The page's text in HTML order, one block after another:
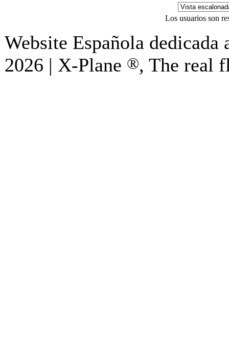
Los usuarios son
Website Española
2026 | X-Plane ®, The real